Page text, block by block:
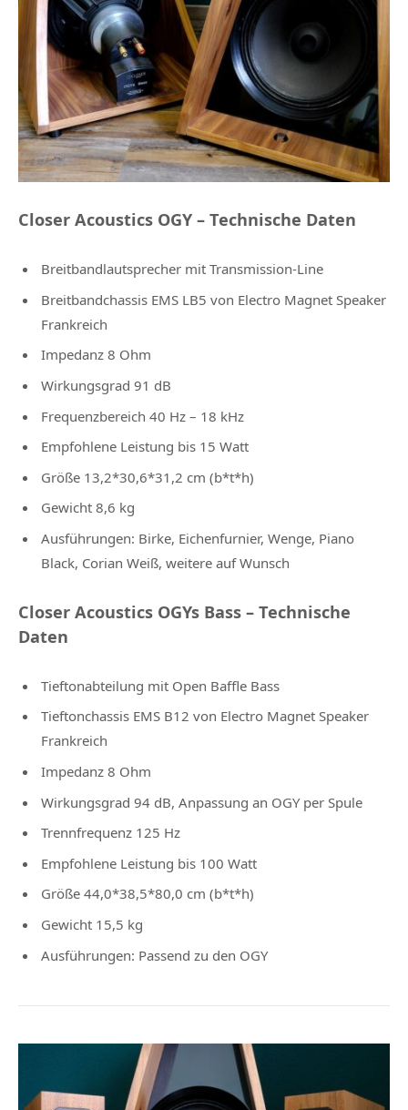
Closer Acoustics OGY – Technische Daten
Breitbandlautsprecher mit Transmission-Line
Breitbandchassis EMS LB5 von Electro Magnet Speaker
Frankreich
Impedanz 8 Ohm
Wirkungsgrad 91 dB
Frequenzbereich 40 Hz – 18 kHz
Empfohlene Leistung bis 15 Watt
Größe 13,2*30,6*31,2 cm (b*t*h)
Gewicht 8,6 kg
Ausführungen: Birke, Eichenfurnier, Wenge, Piano
Black, Corian Weiß, weitere auf Wunsch
Closer Acoustics OGYs Bass – Technische
Daten
Tieftonabteilung mit Open Baffle Bass
Tieftonchassis EMS B12 von Electro Magnet Speaker
Frankreich
Impedanz 8 Ohm
Wirkungsgrad 94 dB, Anpassung an OGY per Spule
Trennfrequenz 125 Hz
Empfohlene Leistung bis 100 Watt
Größe 44,0*38,5*80,0 cm (b*t*h)
Gewicht 15,5 kg
Ausführungen: Passend zu den OGY